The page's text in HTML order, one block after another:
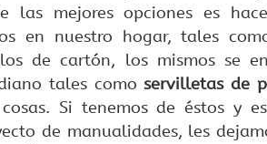
las mejores opciones es
en nuestro hogar, tales
de cartón, los mismos se
tales comoservilletas de
Si tenemos de éstos y
de manualidades, les